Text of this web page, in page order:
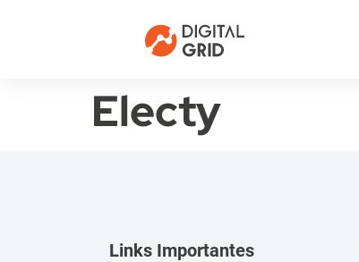
Electy
Links Importantes